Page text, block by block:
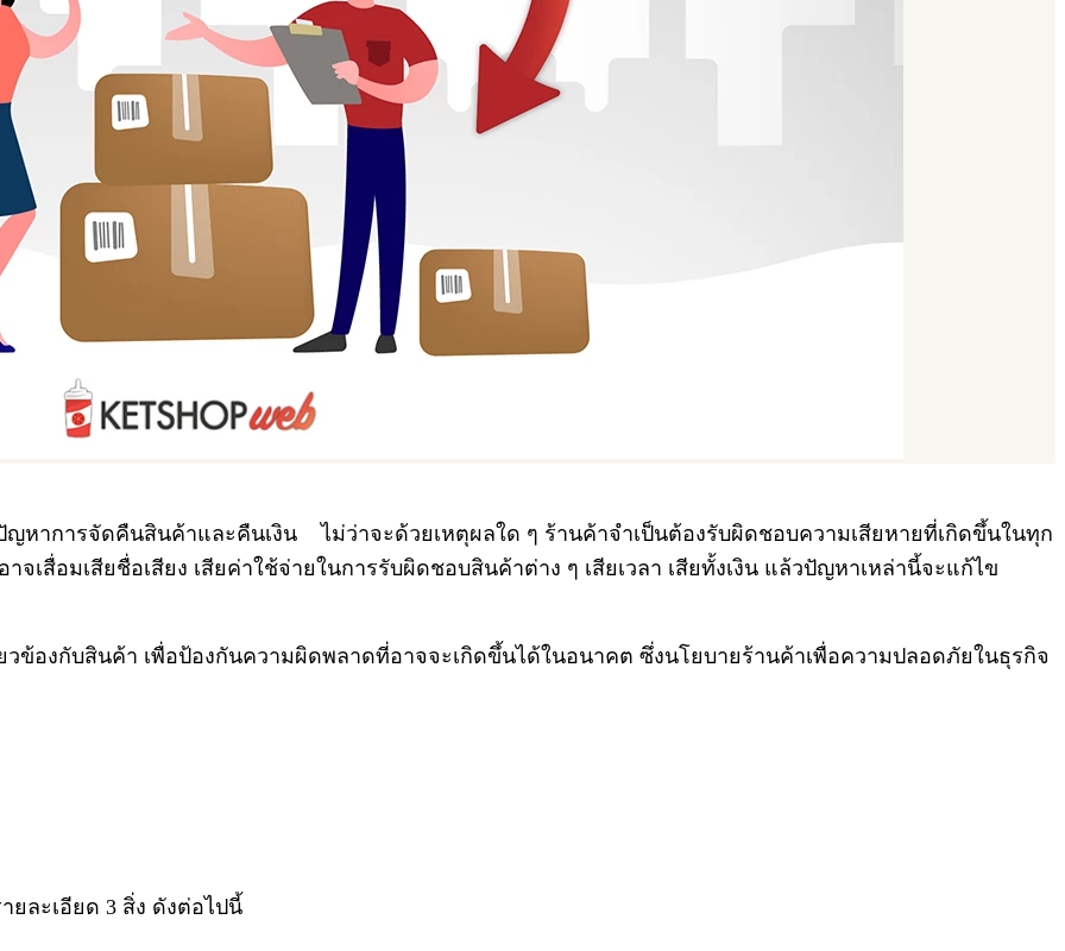
ญหาการจัดคืนสินค้าและคืนเงิน
ไม่ว่าจะด้วยเหตุผลใด ๆ ร้านค้าจำเป็นต้องรับผิดชอบความเสียหายที่เกิดขึ้นในทุก
จเสื่อมเสียชื่อเสียง เสียค่าใช้จ่ายในการรับผิดชอบสินค้าต่าง ๆ เสียเวลา เสียทั้งเงิน แล้วปัญหาเหล่านี้จะแก้ไข
ข้องกับสินค้า เพื่อป้องกันความผิดพลาดที่อาจจะเกิดขึ้นได้ในอนาคต ซึ่งนโยบายร้านค้าเพื่อความปลอดภัยในธุรกิจ
ยละเอียด 3 สิ่ง ดังต่อไปนี้